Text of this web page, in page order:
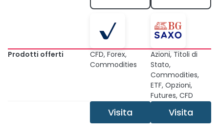
Prodotti offerti
CFD, Forex,
Commodities
Azioni, Titoli di
Stato,
Commodities,
ETF, Opzioni,
Futures, CFD
Visita Visita